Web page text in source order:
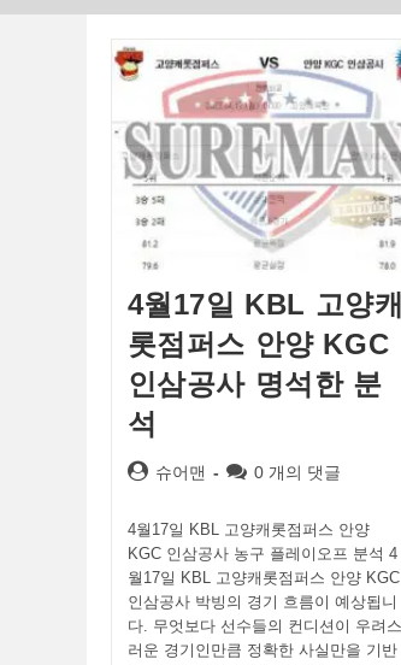
4월17일 KBL 고양캐
롯점퍼스 안양 KGC
인삼공사 명석한 분
석
Post슈어맨
Post0 개의 댓글
4월17일 KBL 고양캐롯점퍼스 안양
KGC 인삼공사 농구 플레이오프 분석 4
월17일 KBL 고양캐롯점퍼스 안양 KGC
인삼공사 박빙의 경기 흐름이 예상됩니
다. 무엇보다 선수들의 컨디션이 우려스
러운 경기인만큼 정확한 사실만을 기반